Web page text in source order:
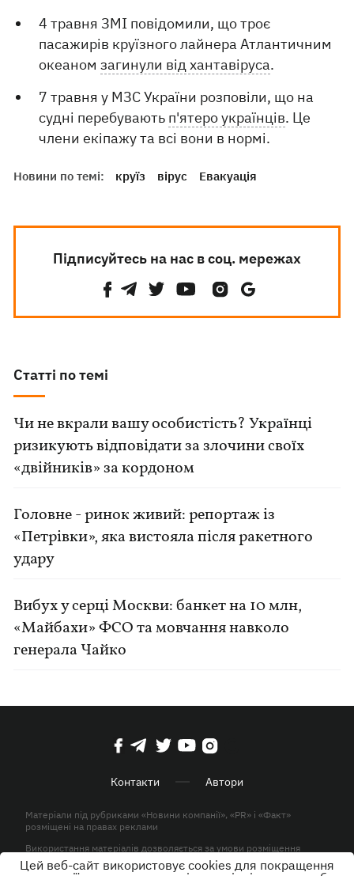
4 травня ЗМІ повідомили, що троє
пасажирів круїзного лайнера Атлантичним
океаномзагинули від хантавіруса.
7 травня у МЗС України розповіли, що на
судні перебувають п'ятеро українців. Це
члени екіпажу та всі вони в нормі.
Новини по темі: круїз вірус Евакуація
Підписуйтесь на нас в соц. мережах
Статті по темі
Чи не вкрали вашу особистість? Українці
ризикують відповідати за злочини своїх
«двійників» за кордоном
Головне - ринок живий: репортаж із
«Петрівки», яка вистояла після ракетного
удару
Вибух у серці Москви: банкет на 10 млн,
«Майбахи» ФСО та мовчання навколо
генерала Чайко
Контакти Автори
Матеріали під рубриками «Новини компанії», «PR» і «Факт»
розміщені на правах реклами
Використання матеріалів дозволяється за умови розміщення
активного гіперпосилання на KP.UA в першому абзаці.
Цей веб-сайт використовує cookies для покращення